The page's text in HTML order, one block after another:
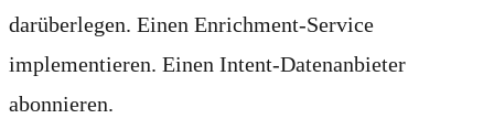
darüberlegen. Einen Enrichment-Service
implementieren. Einen Intent-Datenanbieter
abonnieren.